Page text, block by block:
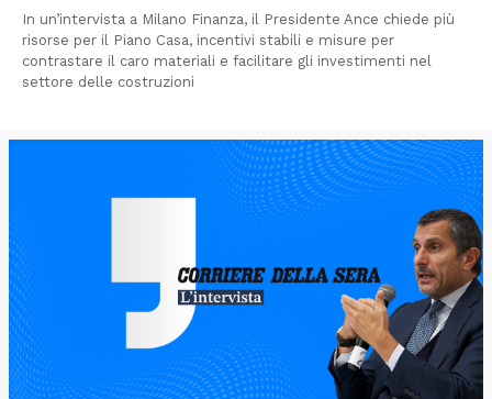
In un’intervista a Milano Finanza, il Presidente Ance chiede più
risorse per il Piano Casa, incentivi stabili e misure per
contrastare il caro materiali e facilitare gli investimenti nel
settore delle costruzioni